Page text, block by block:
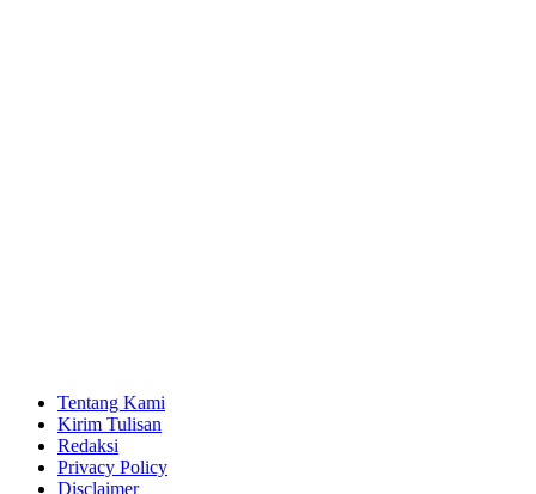
Tentang Kami
Kirim Tulisan
Redaksi
Privacy Policy
Disclaimer